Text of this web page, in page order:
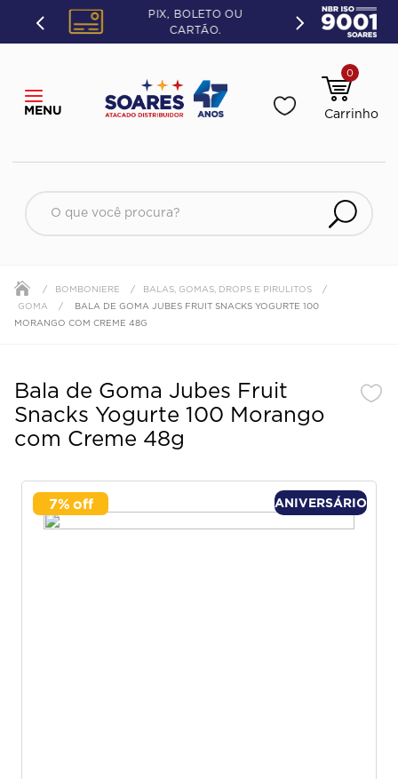
PIX, BOLETO OU
CARTÃO.
0
O que você procura?
BOMBONIERE
BALAS, GOMAS, DROPS E PIRULITOS
GOMA
BALA DE GOMA JUBES FRUIT SNACKS YOGURTE 100
MORANGO COM CREME 48G
Bala de Goma Jubes Fruit
Snacks Yogurte 100 Morango
com Creme 48g
ANIVERSÁRIO
7%